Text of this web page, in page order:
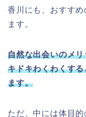
香川にも、おすす
ます。
自然な出会いのメ
キドキわくわくす
ます。
ただ、中には体目